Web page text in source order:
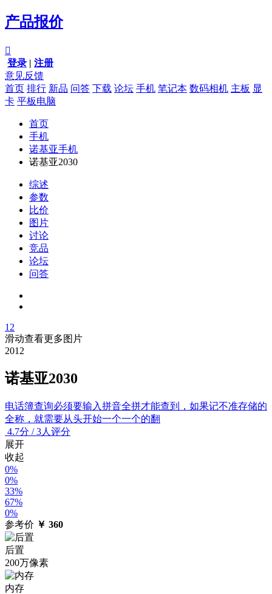
产品报价

登录 | 注册
意见反馈
首页 排行 新品 问答 下载 论坛 手机 笔记本 数码相机 主板 显
卡 平板电脑
首页
手机
诺基亚手机
诺基亚2030
综述
参数
比价
图片
讨论
竞品
论坛
问答
12
滑动查看更多图片
2012
诺基亚2030
电话簿查询必须要输入拼音全拼才能查到，如果记不准存储的
全称，就需要从头开始一个一个的翻
4.7分 /3人评分
展开
收起
0%
0%
33%
67%
0%
参考价 ￥ 360
后置
200万像素
内存